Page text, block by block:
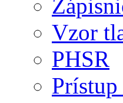
Vzor
PHSR